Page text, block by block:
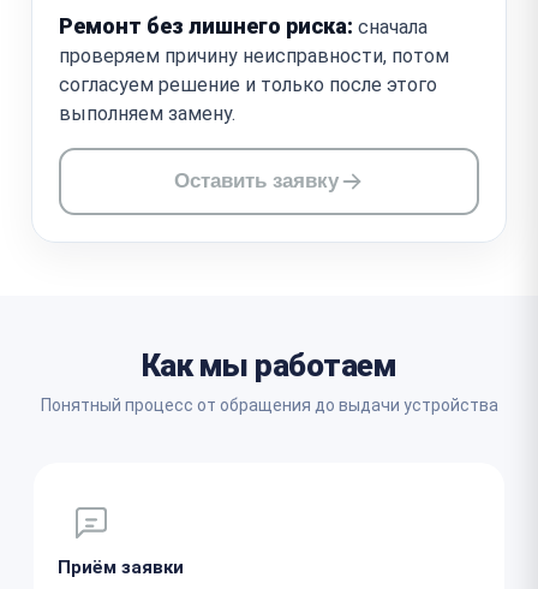
Ремонт без лишнего риска: сначала
проверяем причину неисправности, потом
согласуем решение и только после этого
выполняем замену.
Оставить заявку
Как мы работаем
Понятный процесс от обращения до выдачи устройства
Приём заявки